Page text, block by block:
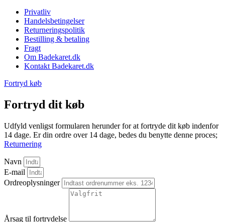
Privatliv
Handelsbetingelser
Returneringspolitik
Bestilling & betaling
Fragt
Om Badekaret.dk
Kontakt Badekaret.dk
Fortryd køb
Fortryd dit køb
Udfyld venligst formularen herunder for at fortryde dit køb indenfor
14 dage. Er din ordre over 14 dage, bedes du benytte denne proces;
Returnering
Navn
E-mail
Ordreoplysninger
Årsag til fortrydelse